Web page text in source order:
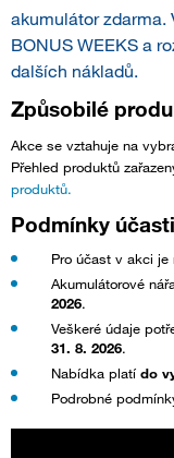
akumulátor zdarma.
BONUS WEEKS a
dalších nákladů.
Způsobilé
Akce se vztahuje na
Přehled produktů
produktů.
Podmínky účasti
Pro účast v akci je
Akumulátorové
2026.
Veškeré údaje
31. 8. 2026.
Nabídka platí do
Podrobné